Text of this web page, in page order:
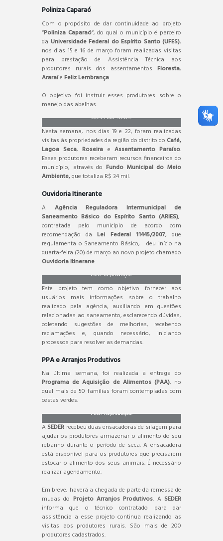
Poliniza Caparaó
Com o propósito de dar continuidade ao projeto
“Poliniza Caparaó“, do qual o município é parceiro
da Universidade Federal do Espírito Santo (UFES),
nos dias 15 e 16 de março foram realizadas visitas
para prestação de Assistência Técnica aos
produtores rurais dos assentamentos Floresta,
Araraíe Feliz Lembrança.
O objetivo foi instruir esses produtores sobre o
manejo das abelhas.
Centro de Ciências Agrárias e Engenharias (CCAE) da
Ufes. Foto: SCOS.
Nesta semana, nos dias 19 e 22, foram realizadas
visitas às propriedades da região do distrito do Café,
Lagoa Seca,Roseira e Assentamento Paraíso.
Esses produtores receberam recursos financeiros do
município, através do Fundo Municipal do Meio
Ambiente,que totaliza R$ 34 mil.
Ouvidoria Itinerante
A Agência Reguladora Intermunicipal de
Saneamento Básico do Espírito Santo (ARIES),
contratada pelo município de acordo com
recomendação daLei Federal 11445/2007, que
regulamenta o Saneamento Básico, deu início na
quarta-feira (20) de março ao novo projeto chamado
Ouvidoria Itinerane.
Foto: Reprodução.
Este projeto tem como objetivo fornecer aos
usuários mais informações sobre o trabalho
realizado pela agência, auxiliando em questões
relacionadas ao saneamento, esclarecendo dúvidas,
coletando sugestões de melhorias, recebendo
reclamações e, quando necessário, iniciando
processos para resolver as demandas.
PPA e Arranjos Produtivos
Na última semana, foi realizada a entrega do
Programa de Aquisição de Alimentos (PAA), no
qual mais de 50 famílias foram contempladas com
cestas verdes.
Foto: Reprodução.
A SEDER recebeu duas ensacadoras de silagem para
ajudar os produtores armazenar o alimento do seu
rebanho durante o período de seca. A ensacadora
está disponível para os produtores que precisarem
estocar o alimento dos seus animais. É necessário
realizar agendamento.
Em breve, haverá a chegada de parte da remessa de
mudas do Projeto Arranjos Produtivos. A SEDER
informa que o técnico contratado para dar
assistência a esse projeto continua realizando as
visitas aos produtores rurais. São mais de 200
produtores cadastrados.